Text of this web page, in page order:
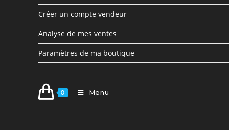
Créer un compte vendeur
Analyse de mes ventes
Paramètres de ma boutique
0 Menu